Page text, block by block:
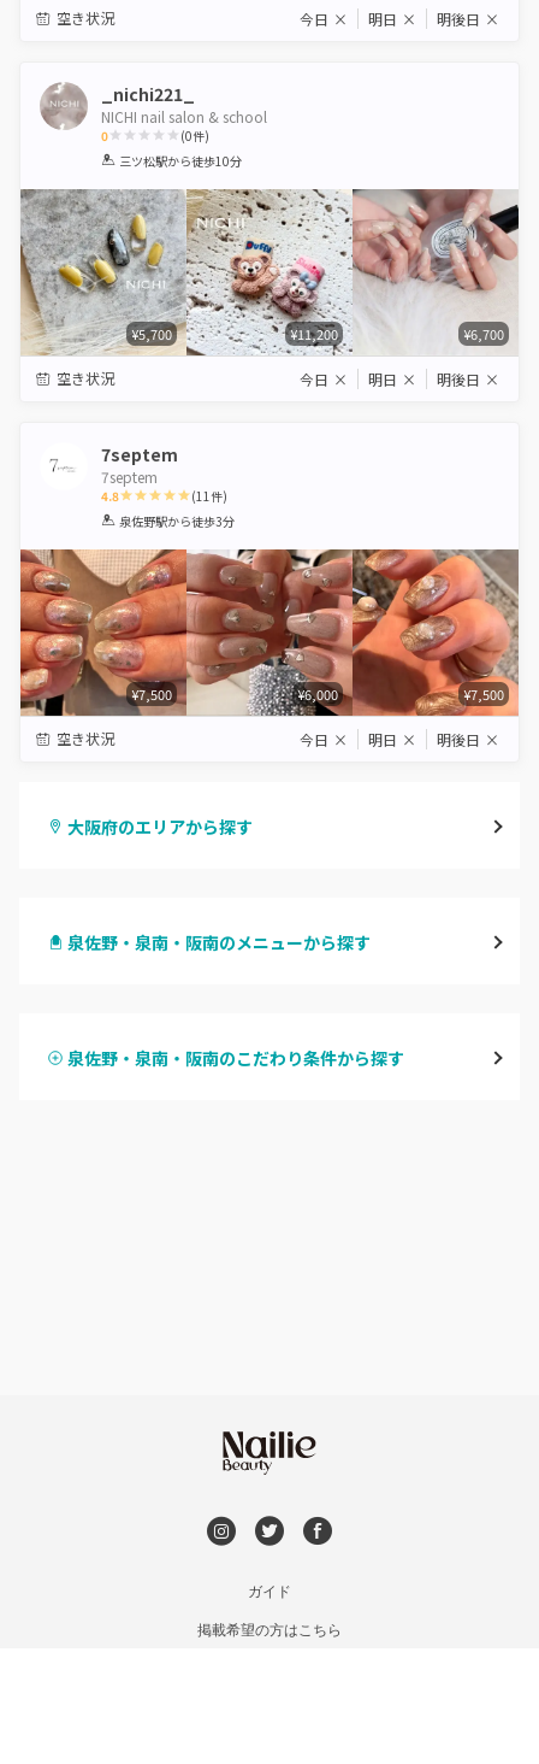
空き状況 今日 × 明日 × 明後日 ×
_nichi221_
NICHI nail salon & school
0
1 2 3 4 5
(0件)
三ツ松駅から徒歩10分
¥5,700 ¥11,200 ¥6,700
空き状況 今日 × 明日 × 明後日 ×
7septem
7septem
4.8
1 2 3 4 5
(11件)
泉佐野駅から徒歩3分
¥7,500 ¥6,000 ¥7,500
空き状況 今日 × 明日 × 明後日 ×
大阪府のエリアから探す
心斎橋・南船場・アメ村
泉佐野・泉南・阪南のメニューから探す
ハンドスカルプ
泉佐野・泉南・阪南のこだわり条件から探す
ガイド
掲載希望の方はこちら